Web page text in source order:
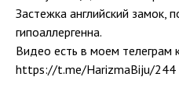
Застежка английский замок,
гипоаллергенна.
Видео есть в моем телеграм
https://t.me/HarizmaBiju/244